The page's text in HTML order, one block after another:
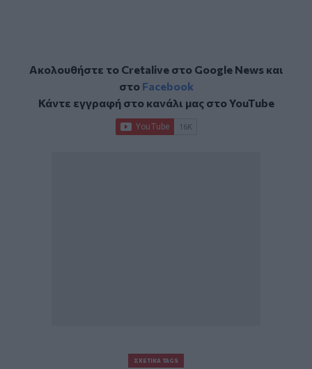
Ακολουθήστε το Cretalive στο Google Newsκαι
στο Facebook
Κάντε εγγραφή στο κανάλι μας στοYouTube
ΣΧΕΤΙΚΆ TAGS